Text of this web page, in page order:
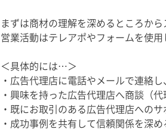
まずは商材の理解を深めるところから
営業活動はテレアポやフォームを使用
＜具体的には…＞
・広告代理店に電話やメールで連絡
・興味を持った広告代理店へ商談（
・既にお取引のある広告代理店への
・成功事例を共有して信頼関係を深め